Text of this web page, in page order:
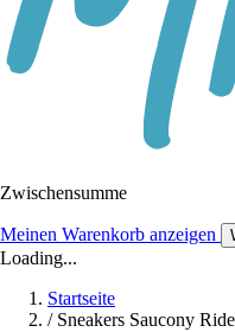
Zwischensumme
Meinen Warenkorb anzeigen
Loading...
Startseite
/ Sneakers Saucony